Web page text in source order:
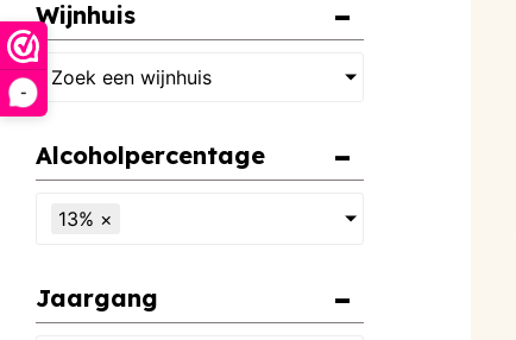
-
Wijnhuis
Zoek een wijnhuis
Alcoholpercentage
13% ×
Jaargang